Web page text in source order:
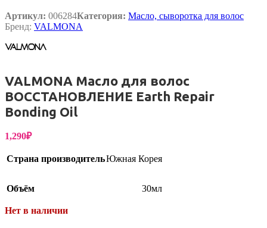
Артикул: 006284Категория: Масло, сыворотка для волос
Бренд: VALMONA
VALMONA Масло для волос
ВОССТАНОВЛЕНИЕ Earth Repair
Bonding Oil
1,290₽
Страна производительЮжная Корея
Объём 30мл
Нет в наличии